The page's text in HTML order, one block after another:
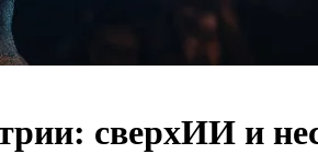
сверхИИ и